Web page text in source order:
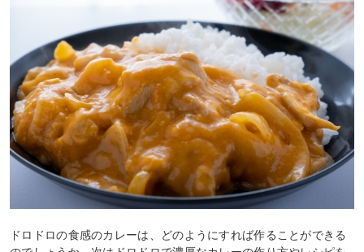
ドロドロの食感のカレーは、どのようにすれば作ることができる